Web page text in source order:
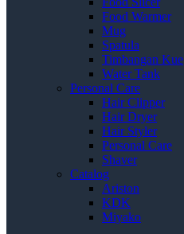
Food Warmer
Mug
Spatula
Timbangan Kue
Water Tank
Personal Care
Hair Clipper
Hair Dryer
Hair Styler
Personal Care
Shaver
Catalog
Ariston
KDK
Miyako